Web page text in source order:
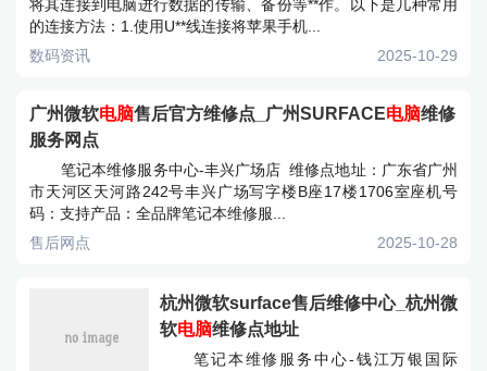
将其连接到电脑进行数据的传输、备份等**作。以下是几种常用
的连接方法：1.使用U**线连接将苹果手机...
数码资讯
2025-10-29
广州微软电脑售后官方维修点_广州SURFACE电脑维修
服务网点
笔记本维修服务中心-丰兴广场店 维修点地址：广东省广州
市天河区天河路242号丰兴广场写字楼B座17楼1706室座机号
码：支持产品：全品牌笔记本维修服...
售后网点
2025-10-28
杭州微软surface售后维修中心_杭州微
软电脑维修点地址
笔记本维修服务中心-钱江万银国际